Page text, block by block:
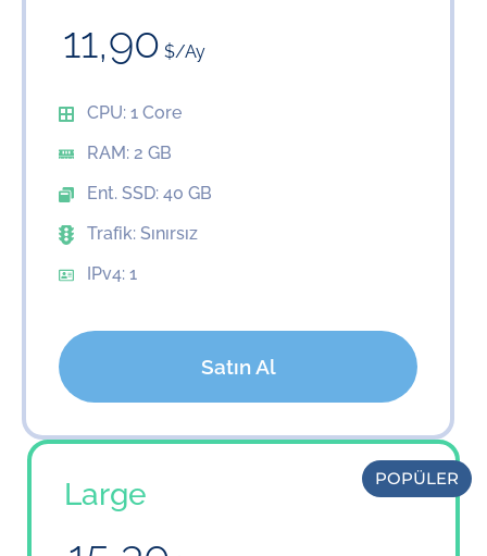
11,90 $/Ay
CPU: 1 Core
RAM: 2 GB
Ent. SSD: 40 GB
Trafik: Sınırsız
IPv4: 1
Satın Al
Large POPÜLER